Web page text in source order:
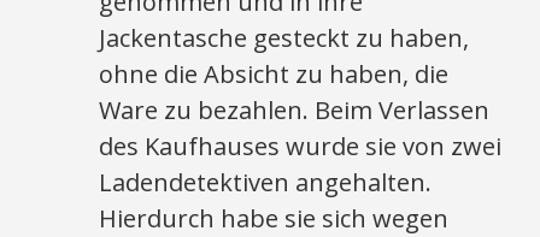
Jackentasche gesteckt zu haben,
ohne die Absicht zu haben, die
Ware zu bezahlen. Beim Verlassen
des Kaufhauses wurde sie von zwei
Ladendetektiven angehalten.
Hierdurch habe sie sich wegen